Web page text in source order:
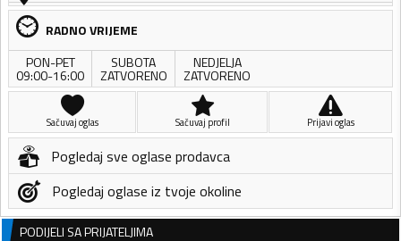
RADNO VRIJEME
PON-PET
09:00-16:00
SUBOTA
ZATVORENO
NEDJELJA
ZATVORENO
Sačuvaj oglas Sačuvaj profil Prijavi oglas
Pogledaj sve oglase prodavca
Pogledaj oglase iz tvoje okoline
PODIJELI SA PRIJATELJIMA